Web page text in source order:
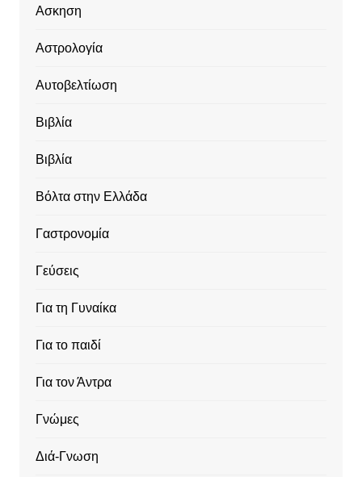
Ασκηση
Αστρολογία
Αυτοβελτίωση
Βιβλία
Βιβλία
Βόλτα στην Ελλάδα
Γαστρονομία
Γεύσεις
Για τη Γυναίκα
Για το παιδί
Για τον Άντρα
Γνώμες
Διά-Γνωση